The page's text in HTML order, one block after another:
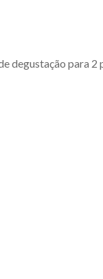
degustação para 2